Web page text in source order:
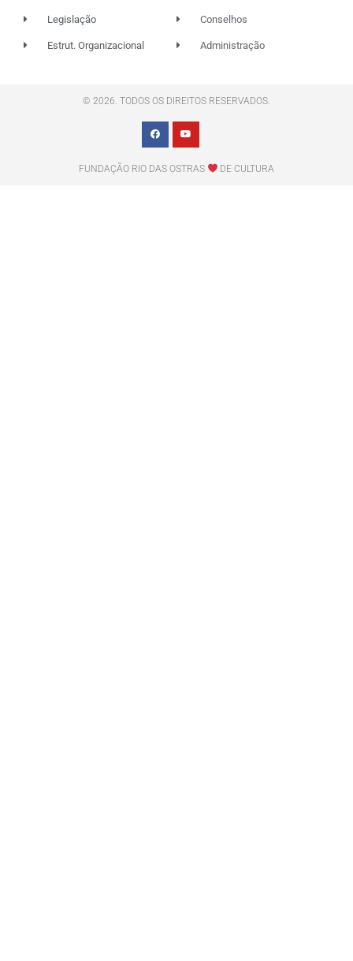
Legislação
Estrut. Organizacional
Conselhos
Administração
© 2026. TODOS OS DIREITOS RESERVADOS.
FUNDAÇÃO RIO DAS OSTRAS DE CULTURA